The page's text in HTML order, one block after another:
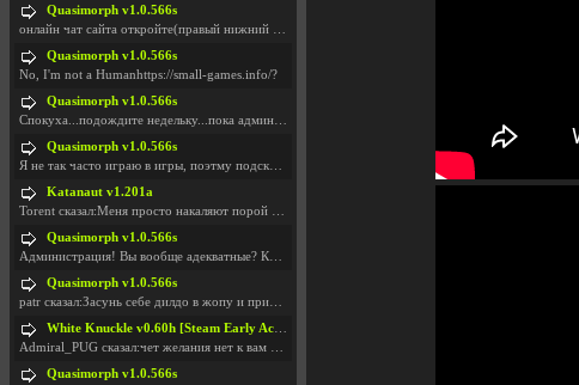
Quasimorph v1.0.566s
онлайн чат сайта откройте(правый нижний угол экран
Quasimorph v1.0.566s
No, I'm not a Humanhttps://small-games.info/?
Quasimorph v1.0.566s
Спокуха...подождите недельку...пока админов отпуст
Quasimorph v1.0.566s
Я не так часто играю в игры, поэтму подсказка про
Katanaut v1.201a
Torent сказал:Меня просто накаляют порой речи о то
Quasimorph v1.0.566s
Администрация! Вы вообще адекватные? Какие монетки
Quasimorph v1.0.566s
patr сказал:Засунь себе дилдо в жопу и пришли фотк
White Knuckle v0.60h [Steam Early Access]
Admiral_PUG сказал:чет желания нет к вам сюда захо
Quasimorph v1.0.566s